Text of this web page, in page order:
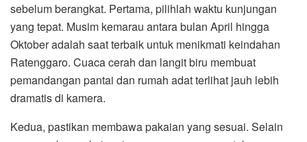
sebelum berangkat. Pertama, pilihlah waktu kunjungan
yang tepat. Musim kemarau antara bulan April hingga
Oktober adalah saat terbaik untuk menikmati keindahan
Ratenggaro. Cuaca cerah dan langit biru membuat
pemandangan pantai dan rumah adat terlihat jauh lebih
dramatis di kamera.
Kedua, pastikan membawa pakaian yang sesuai. Selain